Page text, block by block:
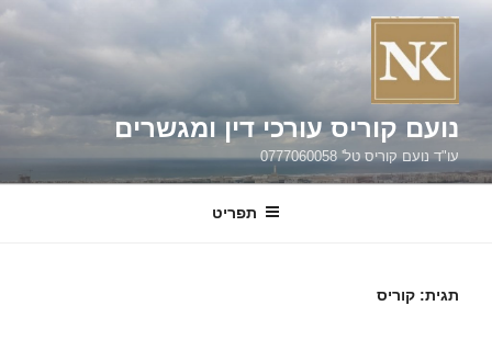
דילוג
נועם קוריס עורכי דין ומגשרים
עו"ד נועם קוריס טל' 0777060058
תפריט
תגית: קוריס